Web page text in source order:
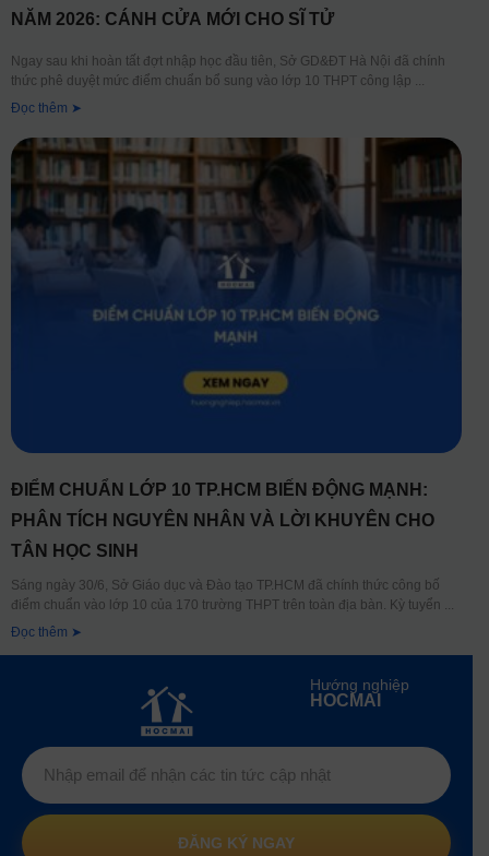
NĂM 2026: CÁNH CỬA MỚI CHO SĨ TỬ
Ngay sau khi hoàn tất đợt nhập học đầu tiên, Sở GD&ĐT Hà Nội đã chính
thức phê duyệt mức điểm chuẩn bổ sung vào lớp 10 THPT công lập
Đọc thêm ➤
ĐIỂM CHUẨN LỚP 10 TP.HCM BIẾN ĐỘNG MẠNH:
PHÂN TÍCH NGUYÊN NHÂN VÀ LỜI KHUYÊN CHO
TÂN HỌC SINH
Sáng ngày 30/6, Sở Giáo dục và Đào tạo TP.HCM đã chính thức công bố
điểm chuẩn vào lớp 10 của 170 trường THPT trên toàn địa bàn. Kỳ tuyển
Đọc thêm ➤
Hướng nghiệp
HOCMAI
ĐĂNG KÝ NGAY